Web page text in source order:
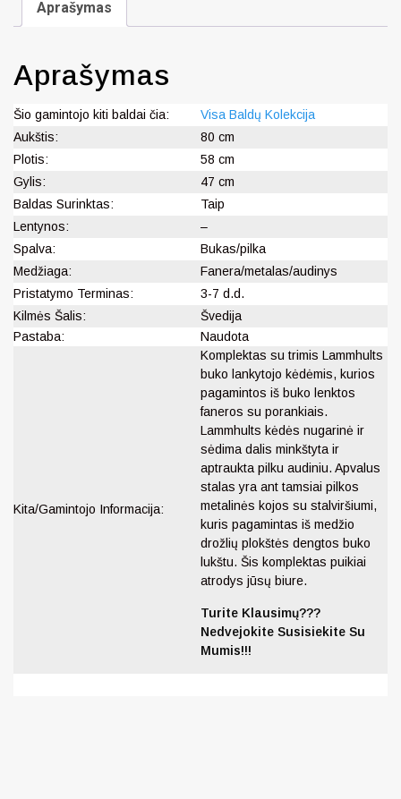
Aprašymas
Aprašymas
Šio gamintojo kiti baldai čia:
Visa Baldų Kolekcija
Aukštis:
80 cm
Plotis:
58 cm
Gylis:
47 cm
Baldas Surinktas:
Taip
Lentynos:
–
Spalva:
Bukas/pilka
Medžiaga:
Fanera/metalas/audinys
Pristatymo Terminas:
3-7 d.d.
Kilmės Šalis:
Švedija
Pastaba:
Naudota
Kita/Gamintojo Informacija:
Komplektas su trimis Lammhults
buko lankytojo kėdėmis, kurios
pagamintos iš buko lenktos
faneros su porankiais.
Lammhults kėdės nugarinė ir
sėdima dalis minkštyta ir
aptraukta pilku audiniu. Apvalus
stalas yra ant tamsiai pilkos
metalinės kojos su stalviršiumi,
kuris pagamintas iš medžio
drožlių plokštės dengtos buko
lukštu. Šis komplektas puikiai
atrodys jūsų biure.
Turite Klausimų???
Nedvejokite Susisiekite Su
Mumis!!!